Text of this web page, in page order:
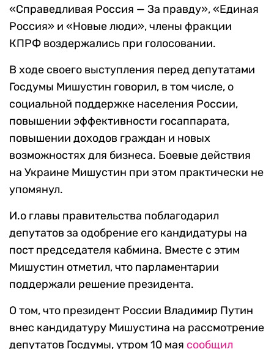
«Справедливая Россия — За правду», «Единая
Россия» и «Новые люди», члены фракции
КПРФ воздержались при голосовании.
В ходе своего выступления перед депутатами
Госдумы Мишустин говорил, в том числе, о
социальной поддержке населения России,
повышении эффективности госаппарата,
повышении доходов граждан и новых
возможностях для бизнеса. Боевые действия
на Украине Мишустин при этом практически не
упомянул.
И.о главы правительства поблагодарил
депутатов за одобрение его кандидатуры на
пост председателя кабмина. Вместе с этим
Мишустин отметил, что парламентарии
поддержали решение президента.
О том, что президент России Владимир Путин
внес кандидатуру Мишустина на рассмотрение
депутатов Госдумы, утром 10 мая сообщил